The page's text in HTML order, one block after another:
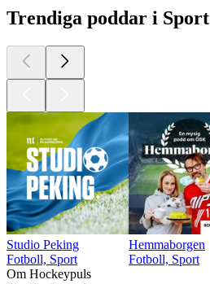
Trendiga poddar i Sport
Studio Peking
Fotboll, Sport
Hemmaborgen
Fotboll, Sport
Om Hockeypuls